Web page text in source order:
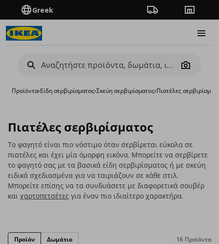
Greek Πορεία παραγγελίας
Camera
Προϊόντα›Είδη σερβιρίσματος›Σκεύη σερβιρίσματος›Πιατέλες
Πιατέλες σερβιρίσματος
Το φαγητό είναι πιο νόστιμο όταν σερβίρεται εύκολα σε
πιατέλες και έχει μία όμορφη εικόνα. Μπορείτε να σερβίρετε
το φαγητό σας με τα βασικά είδη σερβιρίσματος ή με σκεύη
ειδικά σχεδιασμένα για να ταιριάζουν σε κάθε στιλ.
Μπορείτε επίσης να τα συνδυάσετε με διαφορετικά σουβέρ
και χαρτοπετσέτες για έναν πιο ιδιαίτερο χαρακτήρα.
16 Προϊόντα
Προϊόν Δωμάτιο